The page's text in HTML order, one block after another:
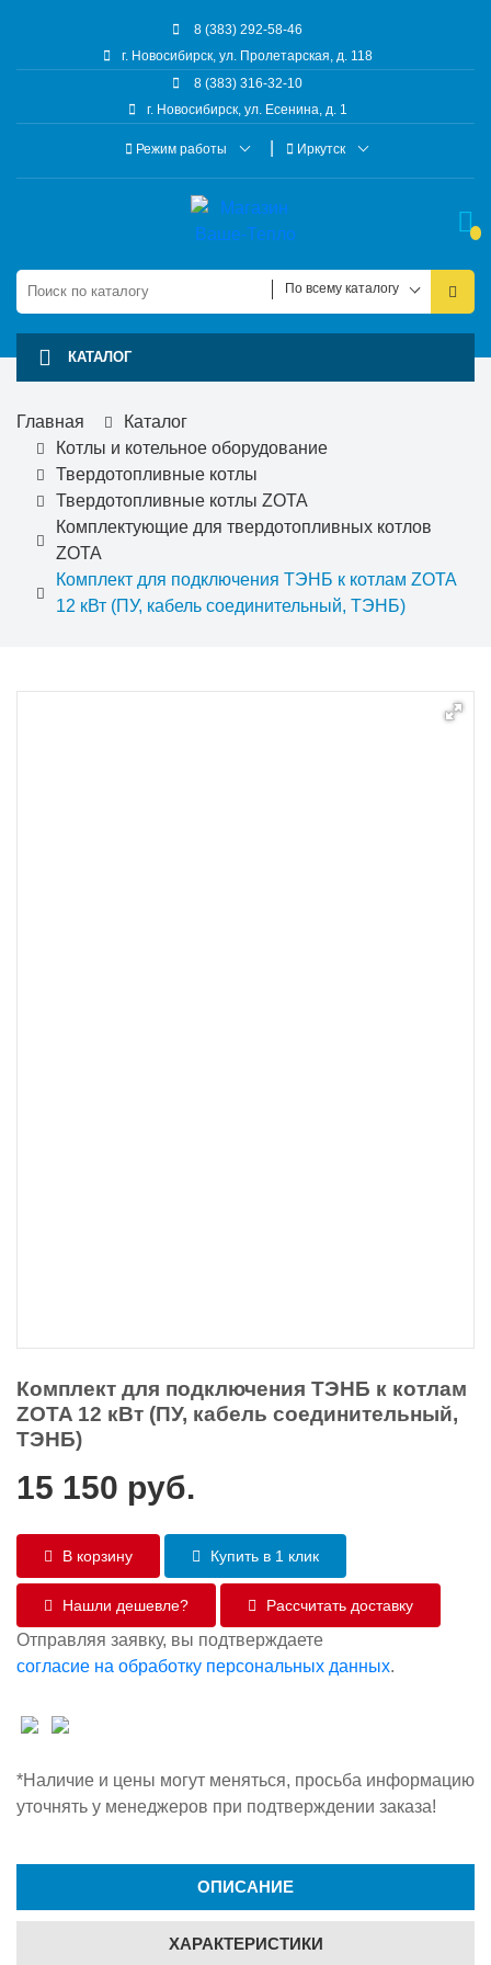
8 (383) 292-58-46
г. Новосибирск, ул. Пролетарская, д. 118
8 (383) 316-32-10
г. Новосибирск, ул. Есенина, д. 1
Режим работы Иркутск
По всему каталогу
КАТАЛОГ
Главная
Каталог
Котлы и котельное оборудование
Твердотопливные котлы
Твердотопливные котлы ZOTA
Комплектующие для твердотопливных котлов
ZOTA
Комплект для подключения ТЭНБ к котлам ZOTA
12 кВт (ПУ, кабель соединительный, ТЭНБ)
Комплект для подключения ТЭНБ к котлам
ZOTA 12 кВт (ПУ, кабель соединительный,
ТЭНБ)
15 150 руб.
В корзину Купить в 1 клик
Нашли дешевле? Рассчитать доставку
Отправляя заявку, вы подтверждаете
согласие на обработку персональных данных.
*Наличие и цены могут меняться, просьба информацию
уточнять у менеджеров при подтверждении заказа!
ОПИСАНИЕ
ХАРАКТЕРИСТИКИ